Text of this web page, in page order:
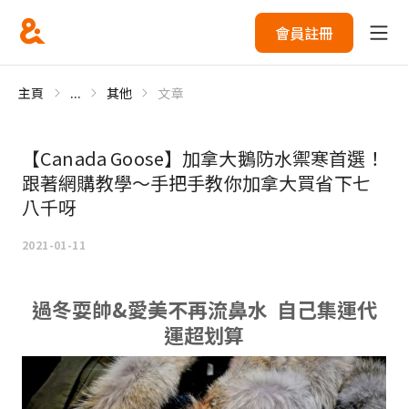
會員註冊
主頁 ... 其他 文章
【Canada Goose】加拿大鵝防水禦寒首選！
跟著網購教學～手把手教你加拿大買省下七
八千呀
2021-01-11
過冬耍帥&愛美不再流鼻水 自己集運代
運超划算